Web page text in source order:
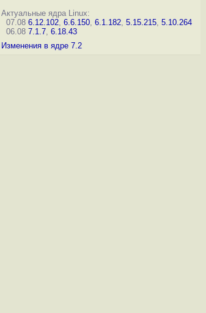
Актуальные ядра Linux:
07.08 6.12.102, 6.6.150, 6.1.182, 5.15.215, 5.10.264
06.08 7.1.7, 6.18.43
Изменения в ядре 7.2